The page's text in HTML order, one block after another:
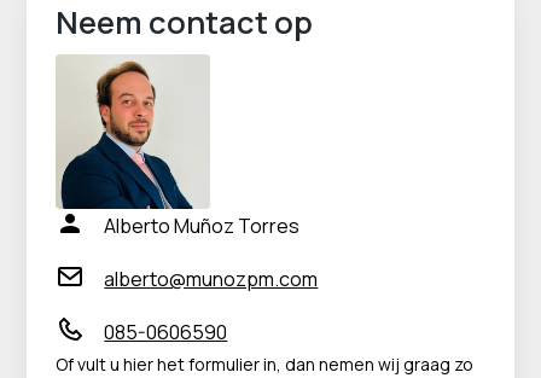
Neem contact op
Alberto Muñoz Torres
alberto@munozpm.com
085-0606590
Of vult u hier het formulier in, dan nemen wij graag zo